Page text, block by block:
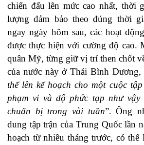
chiến đấu lên mức cao nhất, thời
lượng đảm bảo theo đúng thời
ngay ngày hôm sau, các hoạt
được thực hiện với cường độ cao.
quân Mỹ, từng giữ vị trí then chốt
của nước này ở Thái Bình Dương,
thể lên kế hoạch cho một cuộc
phạm vi và độ phức tạp như vậy
chuẩn bị trong vài tuần”. Ông
dung tập trận của Trung Quốc lần
hoạch từ nhiều tháng trước, có thể